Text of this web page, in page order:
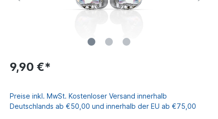
9,90 €*
Preise inkl. MwSt. Kostenloser Versand innerhalb
Deutschlands ab €50,00 und innerhalb der EU ab €75,00